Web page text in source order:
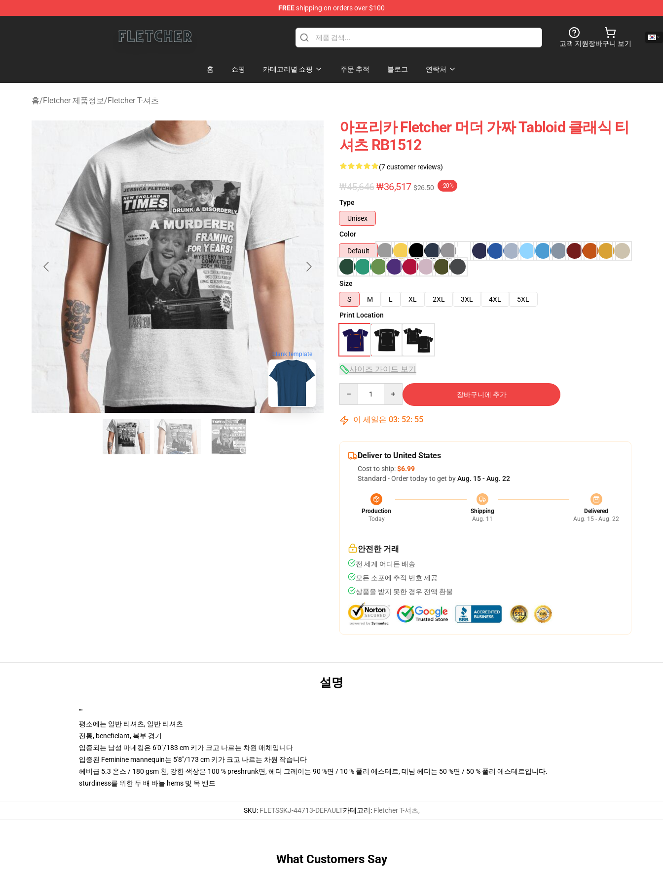
FREEshipping on orders over $100
고객 지원장바구니 보기
홈 쇼핑 카테고리별 쇼핑 주문 추적 블로그 연락처
홈/Fletcher 제품정보/Fletcher T-셔츠
blank template
아프리카 Fletcher 머더 가짜 Tabloid 클래식 티
셔츠 RB1512
(7 customer reviews)
₩45,646₩36,517 $26.50 -20%
Type
Unisex
Color
Default
Size
S
M L XL 2XL 3XL 4XL
5XL
Print Location
사이즈 가이드 보기
장바구니에 추가
이 세일은 03: 52: 54
Deliver to United States
Cost to ship:$6.99
Standard - Order today to get byAug. 15 - Aug. 22
Production
Today
Shipping
Aug. 11
Delivered
Aug. 15 - Aug. 22
안전한 거래
전 세계 어디든 배송
모든 소포에 추적 번호 제공
상품을 받지 못한 경우 전액 환불
설명
""
평소에는 일반 티셔츠, 일반 티셔츠
전통, beneficiant, 복부 경기
입증되는 남성 마네킹은 6'0"/183 cm 키가 크고 나르는 차원 매체입니다
입증된 Feminine mannequin는 5'8"/173 cm 키가 크고 나르는 차원 작습니다
헤비급 5.3 온스 / 180 gsm 천, 강한 색상은 100 % preshrunk면, 헤더 그레이는 90 %면 / 10 % 폴리 에스테르, 데님 헤더는 50 %면 / 50 % 폴리 에스테르입니다.
sturdiness를 위한 두 배 바늘 hems 및 목 밴드
SKU: FLETSSKJ-44713-DEFAULT카테고리: Fletcher T-셔츠,
What Customers Say